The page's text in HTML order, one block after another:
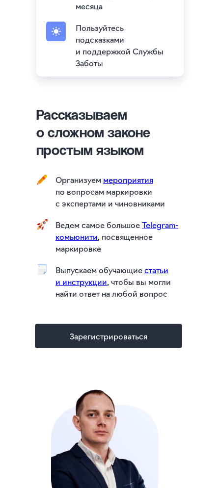
Рассказываем
о сложном законе
простым языком
Зарегистрироваться
месяца
Пользуйтесь
подсказками
и поддержкой Службы
Заботы
Организуем мероприятия
по вопросам маркировки
с экспертами и чиновниками
Ведем самое большоеTelegram-
комьюнити, посвященное
маркировке
Выпускаем обучающиестатьи
и инструкции, чтобы вы могли
найти ответ на любой вопрос